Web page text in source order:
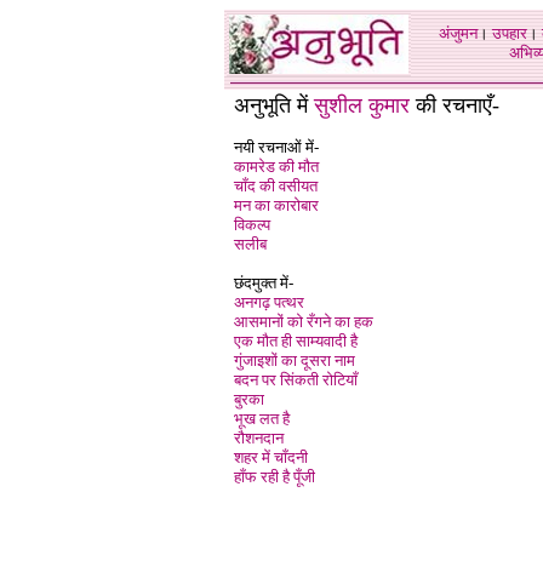
अंजुमन।उपहार।
अनुभूति मेंसुशील कुमार की रचनाएँ-
नयी रचनाओं में-
कामरेड की मौत
चाँद की वसीयत
मन का कारोबार
विकल्प
सलीब
छंदमुक्त में-
अनगढ़ पत्थर
आसमानों को रँगने का हक
एक मौत ही साम्यवादी है
गुंजाइशों का दूसरा नाम
बदन पर सिंकती रोटियाँ
बुरका
भूख लत है
रौशनदान
शहर में चाँदनी
हाँफ रही है पूँजी